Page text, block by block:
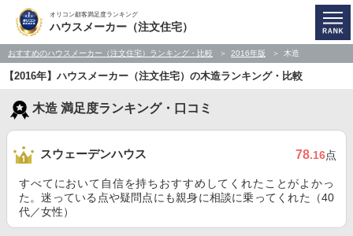
オリコン顧客満足度ランキング
ハウスメーカー（注文住宅）
おすすめのハウスメーカー（注文住宅）ランキング・比較 2016年版 木造
【2016年】ハウスメーカー（注文住宅）の木造ランキング・比較
木造 満足度ランキング・口コミ
スウェーデンハウス 78.16点
すべてにおいて自信を持ちおすすめしてくれたことがよかっ
た。迷っている点や疑問点にも親身に相談に乗ってくれた（40
代／女性）